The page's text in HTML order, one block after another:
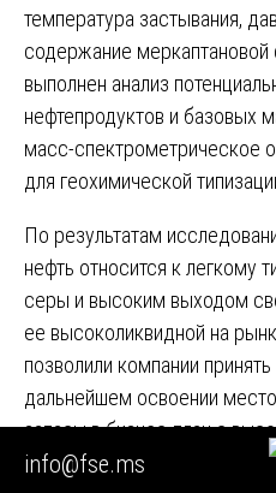
температура застывания,
содержание
выполнен анализ
нефтепродуктов и базовых
масс-спектрометрическое
для геохимической
По результатам
нефть относится к легкому
серы и высоким выходом
ее высоколиквидной на
позволили компании
дальнейшем освоении
запасы в бизнес-план с
экономической
info@fse.ms